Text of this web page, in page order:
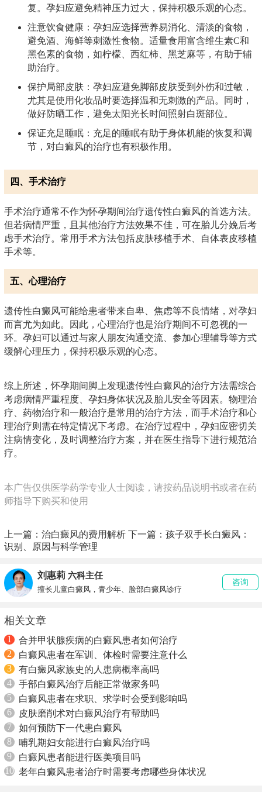
复。孕妇应避免精神压力过大，保持积极乐观的心态。
注意饮食健康：孕妇应选择营养易消化、清淡的食物，
避免酒、海鲜等刺激性食物。适量食用富含维生素C和
黑色素的食物，如柠檬、西红柿、黑芝麻等，有助于辅
助治疗。
保护局部皮肤：孕妇应避免脚部皮肤受到外伤和过敏，
尤其是使用化妆品时要选择温和无刺激的产品。同时，
做好防晒工作，避免太阳光长时间照射白斑部位。
保证充足睡眠：充足的睡眠有助于身体机能的恢复和调
节，对白癜风的治疗也有积极作用。
四、手术治疗
手术治疗通常不作为怀孕期间治疗遗传性白癜风的首选方法。
但若病情严重，且其他治疗方法效果不佳，可在胎儿分娩后考
虑手术治疗。常用手术方法包括皮肤移植手术、自体表皮移植
手术等。
五、心理治疗
遗传性白癜风可能给患者带来自卑、焦虑等不良情绪，对孕妇
而言尤为如此。因此，心理治疗也是治疗期间不可忽视的一
环。孕妇可以通过与家人朋友沟通交流、参加心理辅导等方式
缓解心理压力，保持积极乐观的心态。
综上所述，怀孕期间脚上发现遗传性白癜风的治疗方法需综合
考虑病情严重程度、孕妇身体状况及胎儿安全等因素。物理治
疗、药物治疗和一般治疗是常用的治疗方法，而手术治疗和心
理治疗则需在特定情况下考虑。在治疗过程中，孕妇应密切关
注病情变化，及时调整治疗方案，并在医生指导下进行规范治
疗。
本广告仅供医学药学专业人士阅读，请按药品说明书或者在药
师指导下购买和使用
上一篇： 治白癜风的费用解析 下一篇： 孩子双手长白癜风：
识别、原因与科学管理
刘惠莉 六科主任
擅长儿童白癜风，青少年、脸部白癜风诊疗
咨询
相关文章
1
合并甲状腺疾病的白癜风患者如何治疗
2
白癜风患者在军训、体检时需要注意什么
3
有白癜风家族史的人患病概率高吗
4
手部白癜风治疗后能正常做家务吗
5
白癜风患者在求职、求学时会受到影响吗
6
皮肤磨削术对白癜风治疗有帮助吗
7
如何预防下一代患白癜风
8
哺乳期妇女能进行白癜风治疗吗
9
白癜风患者能进行医美项目吗
10 老年白癜风患者治疗时需要考虑哪些身体状况